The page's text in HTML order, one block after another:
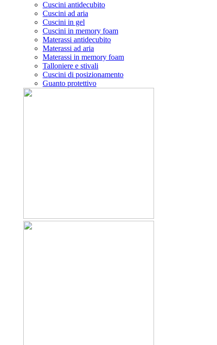
Cuscini antidecubito
Cuscini ad aria
Cuscini in gel
Cuscini in memory foam
Materassi antidecubito
Materassi ad aria
Materassi in memory foam
Talloniere e stivali
Cuscini di posizionamento
Guanto protettivo